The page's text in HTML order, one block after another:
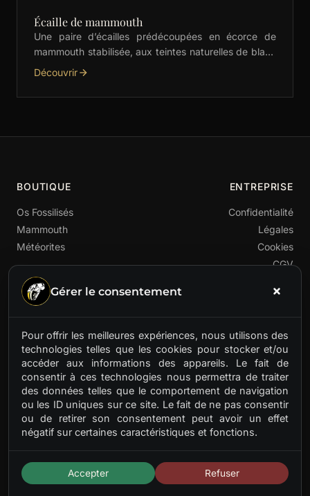
Écaille de mammouth
Une paire d’écailles prédécoupées en écorce de
mammouth stabilisée, aux teintes naturelles de blanc
et crème. Idéales pour les manches de couteaux,
Découvrir
BOUTIQUE
Os Fossilisés
Mammouth
Météorites
Premier fournisseur français de matières préhistoriques
rares. Ivoire de mammouth, os fossilisés, météorites.
Des trésors anciens pour artisans d'aujourd'hui.
ENTREPRISE
Confidentialité
Légales
Cookies
CGV
Gérer le consentement
Pour offrir les meilleures expériences, nous utilisons des
technologies telles que les cookies pour stocker et/ou
accéder aux informations des appareils. Le fait de
consentir à ces technologies nous permettra de traiter
des données telles que le comportement de navigation
ou les ID uniques sur ce site. Le fait de ne pas consentir
ou de retirer son consentement peut avoir un effet
négatif sur certaines caractéristiques et fonctions.
Accepter Refuser